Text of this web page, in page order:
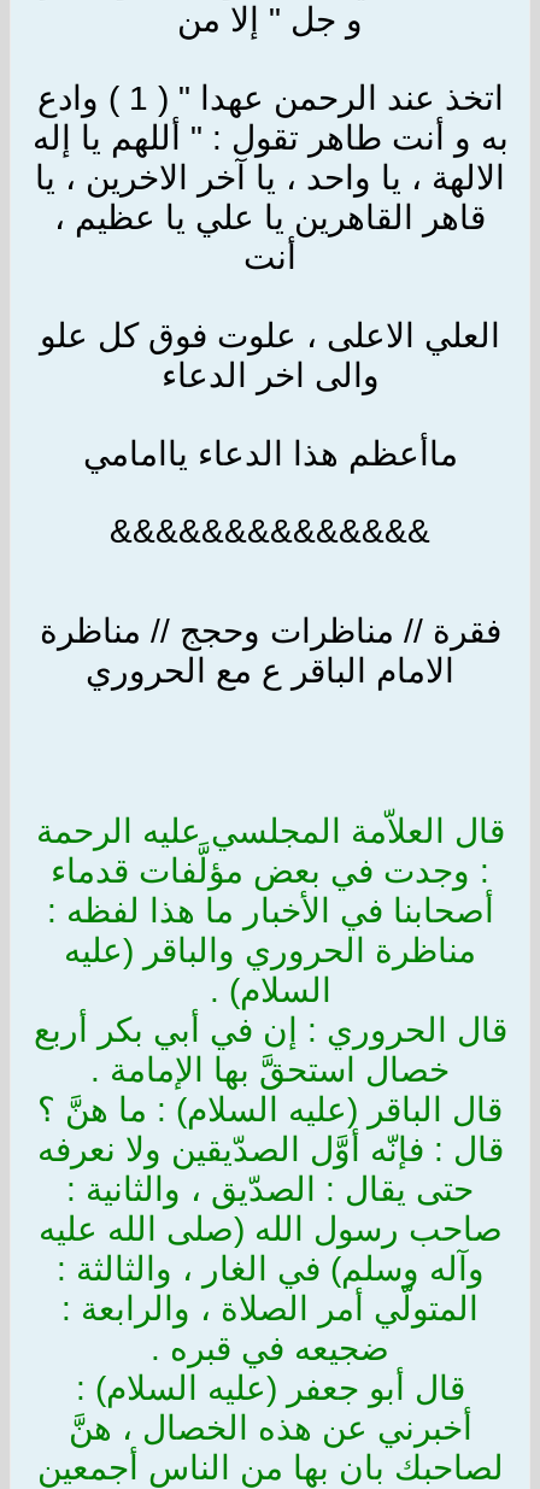
و جل " إلا من
اتخذ عند الرحمن عهدا " ( 1 ) وادع
به و أنت طاهر تقول : " أللهم يا إله
الالهة ، يا واحد ، يا آخر الاخرين ، يا
قاهر القاهرين يا علي يا عظيم ،
أنت
العلي الاعلى ، علوت فوق كل علو
والى اخر الدعاء
ماأعظم هذا الدعاء ياامامي
&&&&&&&&&&&&&&
فقرة // مناظرات وحجج // مناظرة
الامام الباقر ع مع الحروري
قال العلاّمة المجلسي عليه الرحمة
: وجدت في بعض مؤلَّفات قدماء
أصحابنا في الأخبار ما هذا لفظه :
مناظرة الحروري والباقر (عليه
السلام) .
قال الحروري : إن في أبي بكر أربع
خصال استحقَّ بها الإمامة .
قال الباقر (عليه السلام) : ما هنَّ ؟
قال : فإنّه أوَّل الصدّيقين ولا نعرفه
حتى يقال : الصدّيق ، والثانية :
صاحب رسول الله (صلى الله عليه
وآله وسلم) في الغار ، والثالثة :
المتولّي أمر الصلاة ، والرابعة :
ضجيعه في قبره .
قال أبو جعفر (عليه السلام) :
أخبرني عن هذه الخصال ، هنَّ
لصاحبك بان بها من الناس أجمعين